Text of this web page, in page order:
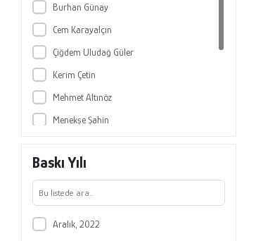
Burhan Günay
Cem Karayalçın
Çiğdem Uludağ Güler
Kerim Çetin
Mehmet Altınöz
Menekşe Şahin
Süheyla Erikli Selek
Ufuk Bingöl
Volkan Işık
Zeki Parlak
Baskı Yılı
Aralık, 2022